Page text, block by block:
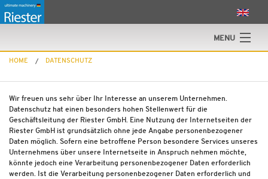
MENU
Home
ecell-guard
Riester GmbH
Kontakt
HOME DATENSCHUTZ
Wir freuen uns sehr über Ihr Interesse an unserem Unternehmen.
Datenschutz hat einen besonders hohen Stellenwert für die
Geschäftsleitung der Riester GmbH. Eine Nutzung der Internetseiten der
Riester GmbH ist grundsätzlich ohne jede Angabe personenbezogener
Daten möglich. Sofern eine betroffene Person besondere Services unseres
Unternehmens über unsere Internetseite in Anspruch nehmen möchte,
könnte jedoch eine Verarbeitung personenbezogener Daten erforderlich
werden. Ist die Verarbeitung personenbezogener Daten erforderlich und